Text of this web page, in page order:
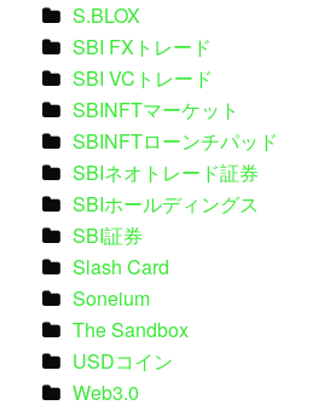
S.BLOX
SBI FXトレード
SBI VCトレード
SBINFTマーケット
SBINFTローンチパッド
SBIネオトレード証券
SBIホールディングス
SBI証券
Slash Card
Soneium
The Sandbox
USDコイン
Web3.0